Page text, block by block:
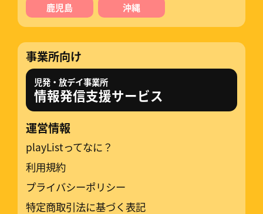
鹿児島 沖縄
事業所向け
児発・放デイ事業所
情報発信支援サービス
運営情報
playListってなに？
利用規約
プライバシーポリシー
特定商取引法に基づく表記